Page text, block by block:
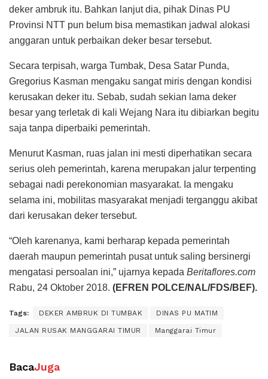
deker ambruk itu. Bahkan lanjut dia, pihak Dinas PU
Provinsi NTT pun belum bisa memastikan jadwal alokasi
anggaran untuk perbaikan deker besar tersebut.
Secara terpisah, warga Tumbak, Desa Satar Punda,
Gregorius Kasman mengaku sangat miris dengan kondisi
kerusakan deker itu. Sebab, sudah sekian lama deker
besar yang terletak di kali Wejang Nara itu dibiarkan begitu
saja tanpa diperbaiki pemerintah.
Menurut Kasman, ruas jalan ini mesti diperhatikan secara
serius oleh pemerintah, karena merupakan jalur terpenting
sebagai nadi perekonomian masyarakat. Ia mengaku
selama ini, mobilitas masyarakat menjadi terganggu akibat
dari kerusakan deker tersebut.
“Oleh karenanya, kami berharap kepada pemerintah
daerah maupun pemerintah pusat untuk saling bersinergi
mengatasi persoalan ini,” ujarnya kepada Beritaflores.com
Rabu, 24 Oktober 2018. (EFREN POLCE/NAL/FDS/BEF).
Tags: DEKER AMBRUK DI TUMBAK DINAS PU MATIM
JALAN RUSAK MANGGARAI TIMUR Manggarai Timur
BacaJuga